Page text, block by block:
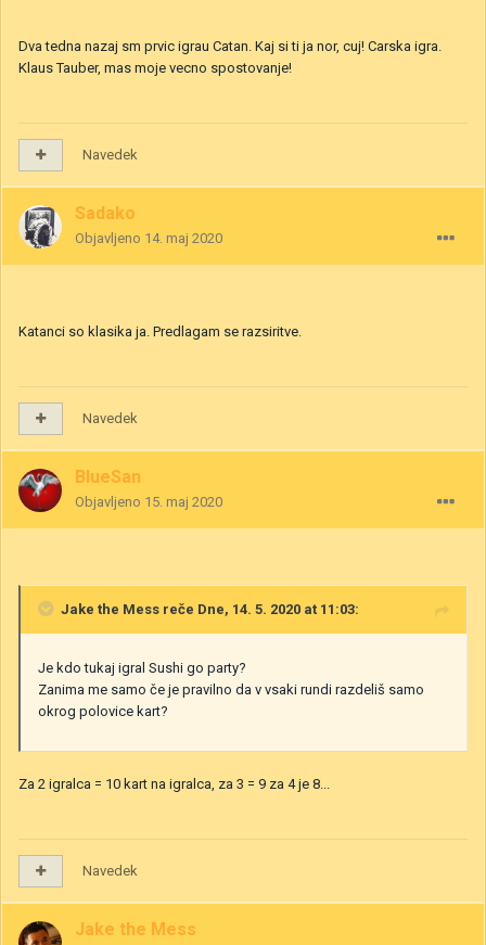
Dva tedna nazaj sm prvic igrau Catan. Kaj si ti ja nor, cuj! Carska igra.
Klaus Tauber, mas moje vecno spostovanje!
Navedek
Sadako
Objavljeno 14. maj 2020
Katanci so klasika ja. Predlagam se razsiritve.
Navedek
BlueSan
Objavljeno 15. maj 2020
Jake the Mess reče Dne, 14. 5. 2020 at 11:03:
Je kdo tukaj igral Sushi go party?
Zanima me samo če je pravilno da v vsaki rundi razdeliš samo
okrog polovice kart?
Za 2 igralca = 10 kart na igralca, za 3 = 9 za 4 je 8...
Navedek
Jake the Mess